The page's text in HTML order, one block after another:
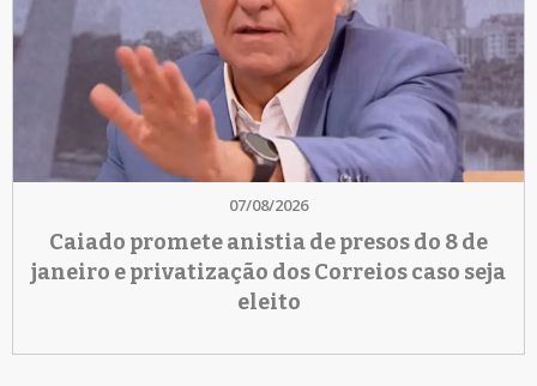
07/08/2026
Caiado promete anistia de presos do 8 de
janeiro e privatização dos Correios caso seja
eleito